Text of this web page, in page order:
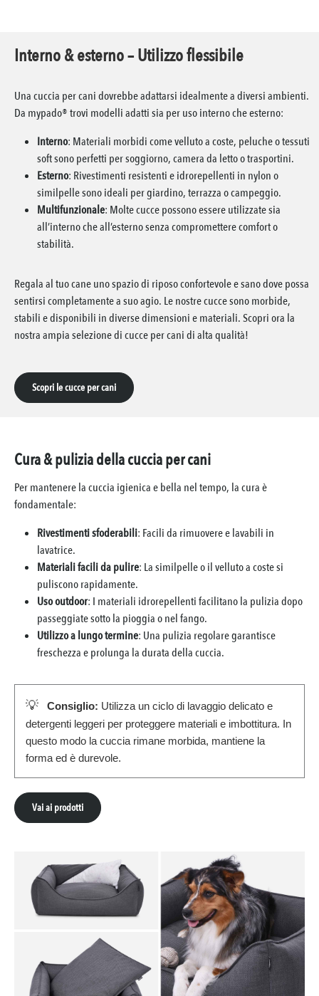
Interno & esterno – Utilizzo flessibile
Una cuccia per cani dovrebbe adattarsi idealmente a diversi ambienti.
Da mypado® trovi modelli adatti sia per uso interno che esterno:
Interno: Materiali morbidi come velluto a coste, peluche o tessuti
soft sono perfetti per soggiorno, camera da letto o trasportini.
Esterno: Rivestimenti resistenti e idrorepellenti in nylon o
similpelle sono ideali per giardino, terrazza o campeggio.
Multifunzionale: Molte cucce possono essere utilizzate sia
all’interno che all’esterno senza compromettere comfort o
stabilità.
Regala al tuo cane uno spazio di riposo confortevole e sano dove possa
sentirsi completamente a suo agio. Le nostre cucce sono morbide,
stabili e disponibili in diverse dimensioni e materiali. Scopri ora la
nostra ampia selezione di cucce per cani di alta qualità!
Scopri le cucce per cani
Cura & pulizia della cuccia per cani
Per mantenere la cuccia igienica e bella nel tempo, la cura è
fondamentale:
Rivestimenti sfoderabili: Facili da rimuovere e lavabili in
lavatrice.
Materiali facili da pulire: La similpelle o il velluto a coste si
puliscono rapidamente.
Uso outdoor: I materiali idrorepellenti facilitano la pulizia dopo
passeggiate sotto la pioggia o nel fango.
Utilizzo a lungo termine: Una pulizia regolare garantisce
freschezza e prolunga la durata della cuccia.
💡 Consiglio: Utilizza un ciclo di lavaggio delicato e
detergenti leggeri per proteggere materiali e imbottitura. In
questo modo la cuccia rimane morbida, mantiene la
forma ed è durevole.
Vai ai prodotti